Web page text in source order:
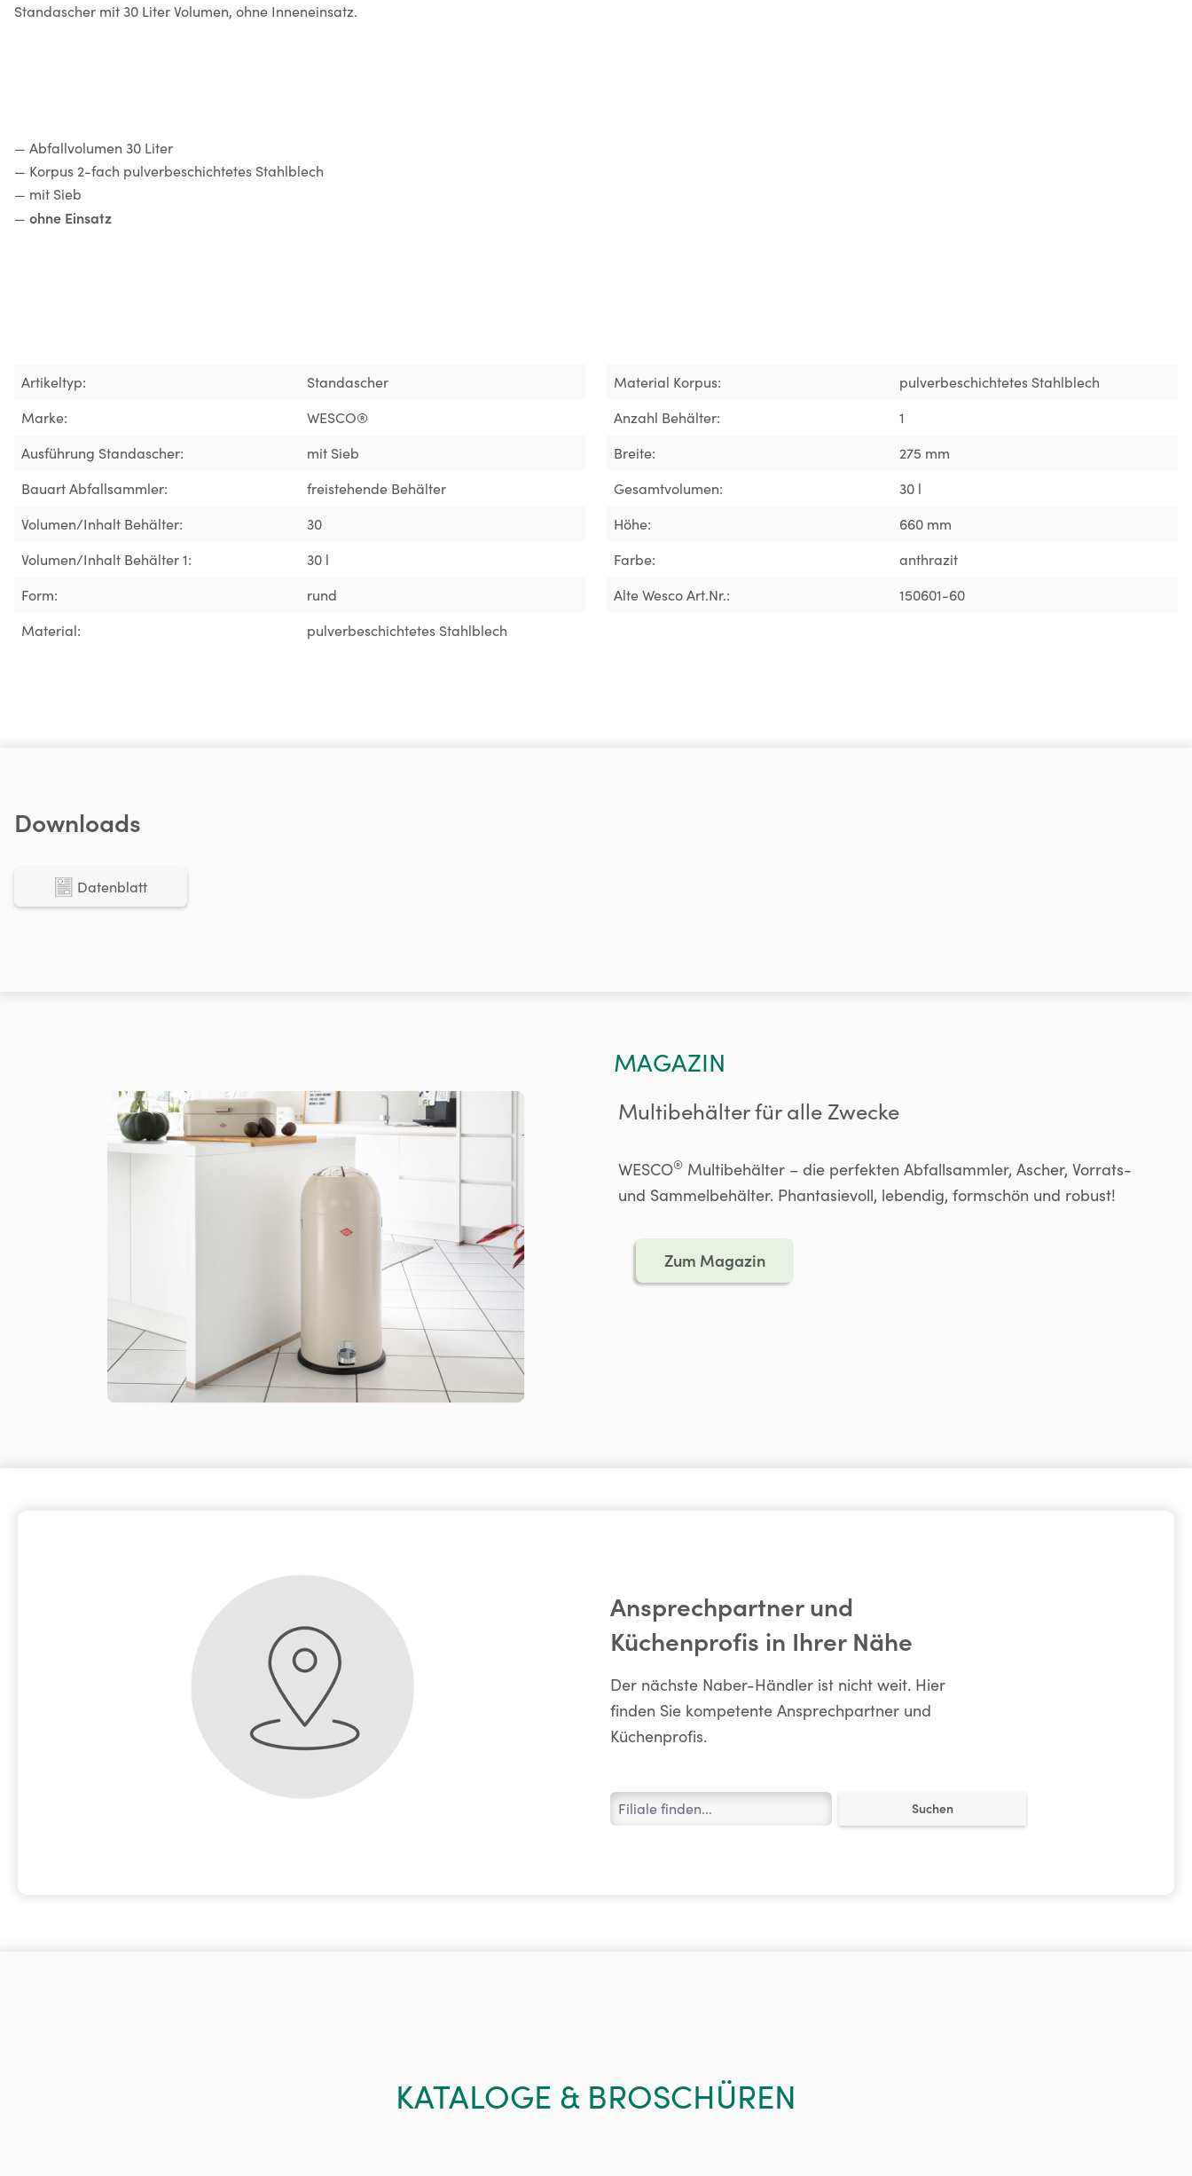
Standascher mit 30 Liter Volumen, ohne Inneneinsatz.
— Abfallvolumen 30 Liter
— Korpus 2-fach pulverbeschichtetes Stahlblech
— mit Sieb
— ohne Einsatz
Artikeltyp:
Standascher
Marke:
WESCO®
Ausführung Standascher:
mit Sieb
Bauart Abfallsammler:
freistehende Behälter
Volumen/Inhalt Behälter:
30
Volumen/Inhalt Behälter 1:
30 l
Form:
rund
Material:
pulverbeschichtetes Stahlblech
Material Korpus:
pulverbeschichtetes Stahlblech
Anzahl Behälter:
1
Breite:
275 mm
Gesamtvolumen:
30 l
Höhe:
660 mm
Farbe:
anthrazit
Alte Wesco Art.Nr.:
150601-60
Downloads
Datenblatt
MAGAZIN
Multibehälter für alle Zwecke
WESCO® Multibehälter – die perfekten Abfallsammler, Ascher, Vorrats-
und Sammelbehälter. Phantasievoll, lebendig, formschön und robust!
Zum Magazin
Ansprechpartner und
Küchenprofis in Ihrer Nähe
Der nächste Naber-Händler ist nicht weit. Hier
finden Sie kompetente Ansprechpartner und
Küchenprofis.
Suchen
KATALOGE & BROSCHÜREN